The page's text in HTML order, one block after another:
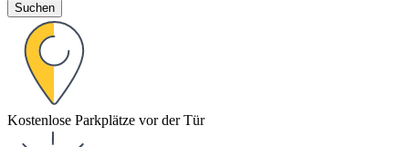
Suchen
Kostenlose Parkplätze vor der Tür